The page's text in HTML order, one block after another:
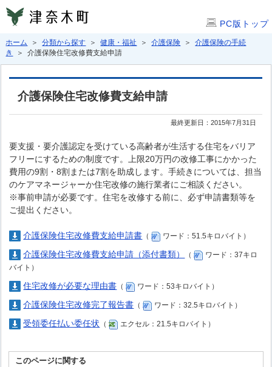
PC版トップ
ホーム ＞分類から探す ＞健康・福祉 ＞介護保険 ＞介護保険の手続
き
＞ 介護保険住宅改修費支給申請
介護保険住宅改修費支給申請
最終更新日：2015年7月31日
要支援・要介護認定を受けている高齢者が生活する住宅をバリア
フリーにするための制度です。上限20万円の改修工事にかかった
費用の9割・8割または7割を助成します。手続きについては、担当
のケアマネージャーか住宅改修の施行業者にご相談ください。
※事前申請が必要です。住宅を改修する前に、必ず申請書類等を
ご提出ください。
介護保険住宅改修費支給申請書 （ ワード：51.5キロバイト）
介護保険住宅改修費支給申請（添付書類） （
ワード：37キロ
バイト）
住宅改修が必要な理由書 （ ワード：53キロバイト）
介護保険住宅改修完了報告書 （ ワード：32.5キロバイト）
受領委任払い委任状 （ エクセル：21.5キロバイト）
このページに関する